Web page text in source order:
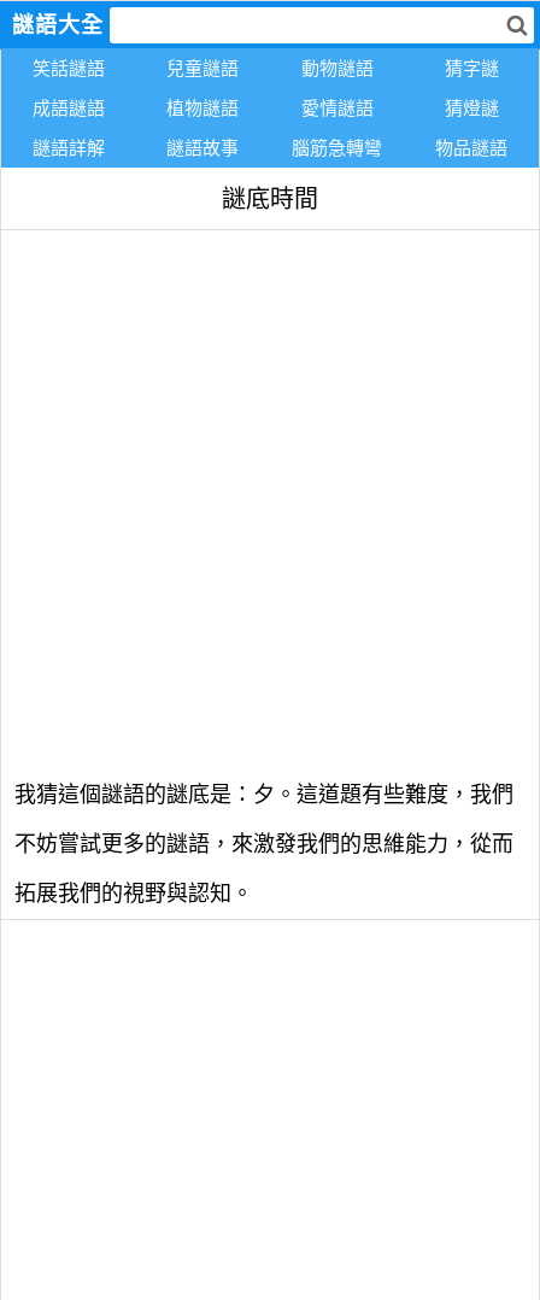
謎語大全
笑話謎語 兒童謎語 動物謎語
猜字謎
成語謎語
植物謎語 愛情謎語
猜燈謎
謎語詳解
謎語故事 腦筋急轉彎 物品謎語
謎底時間
我猜這個謎語的謎底是：夕。這道題有些難度，我們
不妨嘗試更多的謎語，來激發我們的思維能力，從而
拓展我們的視野與認知。